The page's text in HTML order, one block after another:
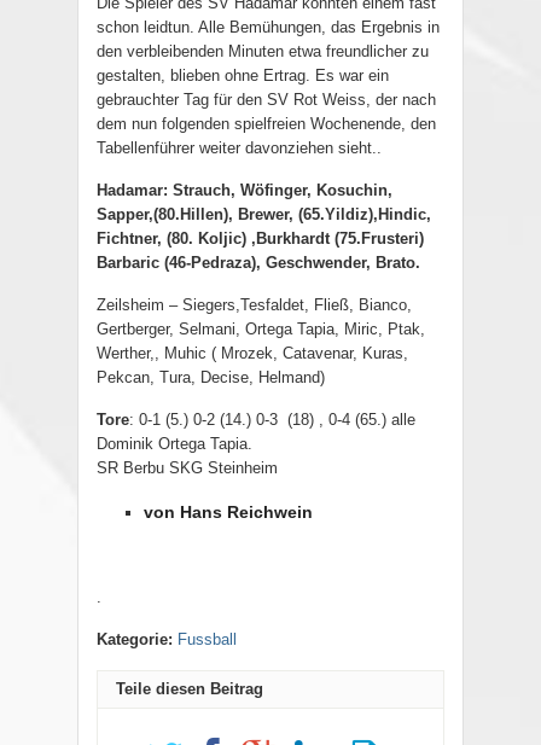
schon leidtun. Alle Bemühungen, das Ergebnis in
den verbleibenden Minuten etwa freundlicher zu
gestalten, blieben ohne Ertrag. Es war ein
gebrauchter Tag für den SV Rot Weiss, der nach
dem nun folgenden spielfreien Wochenende, den
Tabellenführer weiter davonziehen sieht..
Hadamar: Strauch, Wöfinger, Kosuchin,
Sapper,(80.Hillen), Brewer, (65.Yildiz),Hindic,
Fichtner, (80. Koljic) ,Burkhardt (75.Frusteri)
Barbaric (46-Pedraza), Geschwender, Brato.
Zeilsheim – Siegers,Tesfaldet, Fließ, Bianco,
Gertberger, Selmani, Ortega Tapia, Miric, Ptak,
Werther,, Muhic ( Mrozek, Catavenar, Kuras,
Pekcan, Tura, Decise, Helmand)
Tore: 0-1 (5.) 0-2 (14.) 0-3 (18) , 0-4 (65.) alle
Dominik Ortega Tapia.
SR Berbu SKG Steinheim
von Hans Reichwein
.
Kategorie: Fussball
Teile diesen Beitrag